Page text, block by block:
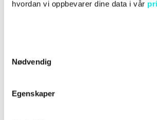
hvordan vi oppbevarer dine data i vår
Nødvendig
Egenskaper
eksperter på 18 steder i Finland,